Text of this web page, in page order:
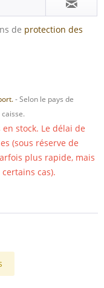
de protection des
- Selon le pays de
stock. Le délai de
(sous réserve de
plus rapide, mais
cas).